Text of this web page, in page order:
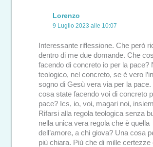
Lorenzo
9 Luglio 2023 alle 10:07
Interessante riflessione. Che però
dentro di me due domande. Che
facendo di concreto io per la pace?
teologico, nel concreto, se è vero
sogno di Gesù vera via per la pace.
cosa state facendo voi di concreto
pace? Ics, io, voi, magari noi,
Rifarsi alla regola teologica senza
nella unica vera regola che è quella
dell’amore, a chi giova? Una cosa
più chiara. Più che di mille certezze